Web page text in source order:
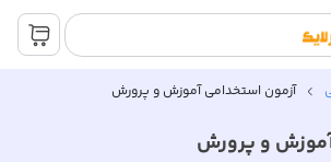
آزمون استخدامی آموزش و پرورش
و پرورش